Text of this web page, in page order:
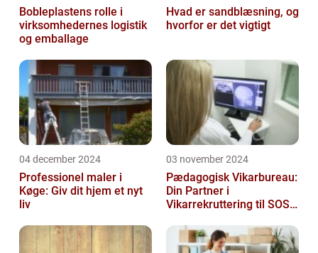
Bobleplastens rolle i
virksomhedernes logistik
og emballage
Hvad er sandblæsning, og
hvorfor er det vigtigt
04 december 2024
Professionel maler i
Køge: Giv dit hjem et nyt
liv
03 november 2024
Pædagogisk Vikarbureau:
Din Partner i
Vikarrekruttering til SOSU